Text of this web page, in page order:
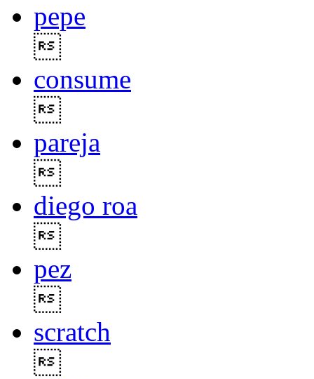
pepe
consume
pareja
diego roa
pez
scratch